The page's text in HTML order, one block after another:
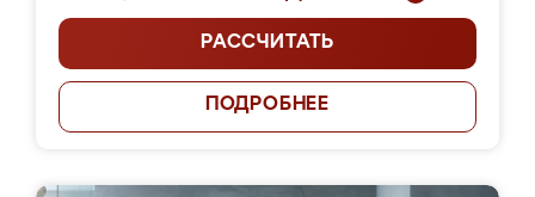
РАССЧИТАТЬ
ПОДРОБНЕЕ